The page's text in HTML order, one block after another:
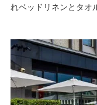
れベッドリネンとタオ